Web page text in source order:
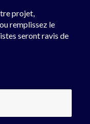
projet,
remplissez le
seront ravis de